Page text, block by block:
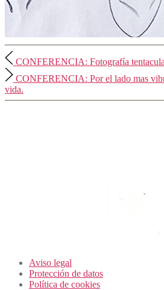
CONFERENCIA: Fotografía
CONFERENCIA: Por el lado mas
vida.
Aviso legal
Protección de datos
Política de cookies